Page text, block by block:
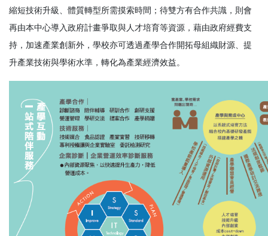
縮短技術升級、體質轉型所需摸索時間；待雙方有合作共識，則會
再由本中心導入政府計畫爭取與人才培育等資源，藉由政府經費支
持，加速產業創新外，學校亦可透過產學合作開拓母組織財源、提
升產業技術與學術水準，轉化為產業經濟效益。